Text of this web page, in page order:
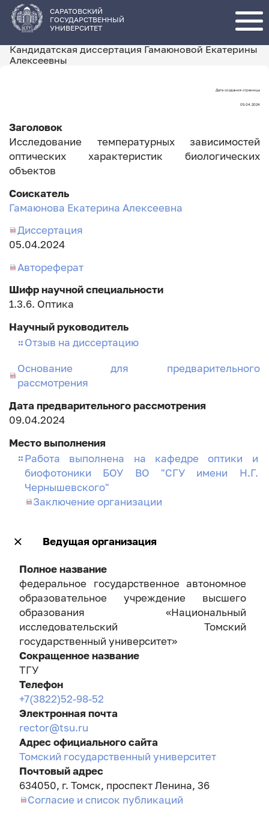
основному
содержанию
САРАТОВСКИЙ
ГОСУДАРСТВЕННЫЙ
УНИВЕРСИТЕТ
Кандидатская диссертация Гамаюновой Екатерины
Алексеевны
Дата создания страницы
05.04.2024
Заголовок
Исследование температурных зависимостей
оптических характеристик биологических
объектов
Соискатель
Гамаюнова Екатерина Алексеевна
Диссертация
Дата
диссертации
05.04.2024
Автореферат
Шифр научной специальности
1.3.6. Оптика
Научный руководитель
Отзыв на диссертацию
Основание для предварительного
рассмотрения
Дата предварительного рассмотрения
09.04.2024
Место выполнения
Работа выполнена на кафедре оптики и
биофотоники БОУ ВО "СГУ имени Н.Г.
Чернышевского"
Заключение организации
Ведущая организация
Полное название
федеральное государственное автономное
образовательное учреждение высшего
образования «Национальный
исследовательский Томский
государственный университет»
Сокращенное название
ТГУ
Телефон
+7(3822)52-98-52
Электронная почта
rector@tsu.ru
Адрес официального сайта
Томский государственный университет
Почтовый адрес
634050, г. Томск, проспект Ленина, 36
Согласие и список публикаций